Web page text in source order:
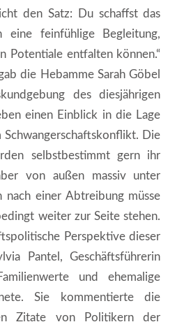
den Satz: Du schaffst das
eine feinfühlige Begleitung,
Potentiale entfalten können.“
die Hebamme Sarah Göbel
des diesjährigen
einen Einblick in die Lage
Schwangerschaftskonflikt. Die
selbstbestimmt gern ihr
von außen massiv unter
nach einer Abtreibung müsse
weiter zur Seite stehen.
Perspektive dieser
Pantel, Geschäftsführerin
und ehemalige
Sie kommentierte die
Zitate von Politikern der